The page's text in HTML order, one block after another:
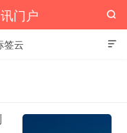
门户

签云
